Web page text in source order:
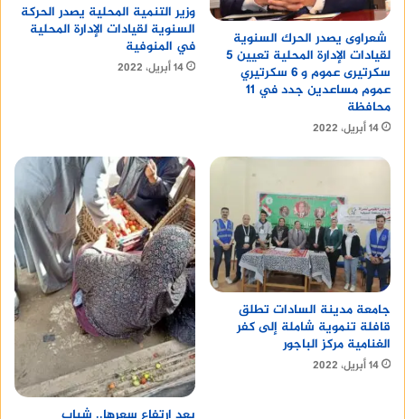
شعراوى يصدر الحرك السنوية
لقيادات الإدارة المحلية تعيين 5
سكرتيرى عموم و 6 سكرتيري
عموم مساعدين جدد في 11
محافظة
14 أبريل، 2022
وزير التنمية المحلية يصدر الحركة
السنوية لقيادات الإدارة المحلية
في المنوفية
14 أبريل، 2022
جامعة مدينة السادات تطلق
قافلة تنموية شاملة إلى كفر
الغنامية مركز الباجور
14 أبريل، 2022